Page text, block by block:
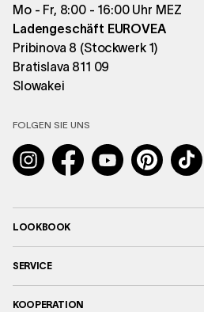
Mo - Fr, 8:00 - 16:00 Uhr MEZ
Ladengeschäft EUROVEA
Pribinova 8 (Stockwerk 1)
Bratislava 811 09
Slowakei
FOLGEN SIE UNS
InstagramFacebookYouTubePinterestTikTok
LOOKBOOK
SERVICE
KOOPERATION